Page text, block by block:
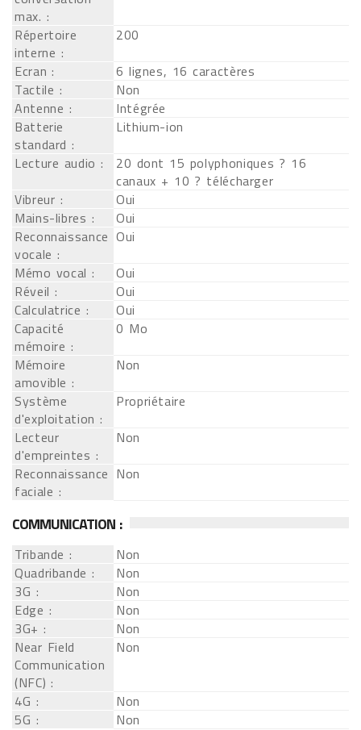
max. :
Répertoire
interne :
200
Ecran :
6 lignes, 16 caractères
Tactile :
Non
Antenne :
Intégrée
Batterie
standard :
Lithium-ion
Lecture audio :
20 dont 15 polyphoniques ? 16
canaux + 10 ? télécharger
Vibreur :
Oui
Mains-libres :
Oui
Reconnaissance
vocale :
Oui
Mémo vocal :
Oui
Réveil :
Oui
Calculatrice :
Oui
Capacité
mémoire :
0 Mo
Mémoire
amovible :
Non
Système
d'exploitation :
Propriétaire
Lecteur
d'empreintes :
Non
Reconnaissance
faciale :
Non
COMMUNICATION :
Tribande :
Non
Quadribande :
Non
3G :
Non
Edge :
Non
3G+ :
Non
Near Field
Communication
(NFC) :
Non
4G :
Non
5G :
Non